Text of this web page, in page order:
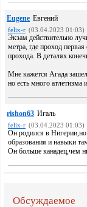
Eugene Евгений
felix-r (03.04.2023 01:03)
Экзам действительно
метра, где проход
прохода. В деталях
Мне кажется Агада
но есть много атлетизма
rishon63 Игаль
felix-r (03.04.2023 01:03)
Он родился в Нигерии,но
образования и навыки
Он больше канадец,чем
Обсуждаемое